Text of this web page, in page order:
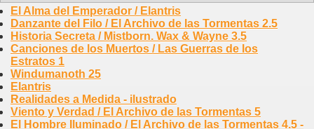
El Alma del Emperador / Elantris
Danzante del Filo / El Archivo de las Tormentas 2.5
Historia Secreta / Mistborn. Wax & Wayne 3.5
Canciones de los Muertos / Las Guerras de los
Estratos 1
Windumanoth 25
Elantris
Realidades a Medida - ilustrado
Viento y Verdad / El Archivo de las Tormentas 5
El Hombre Iluminado / El Archivo de las Tormentas 4.5 -